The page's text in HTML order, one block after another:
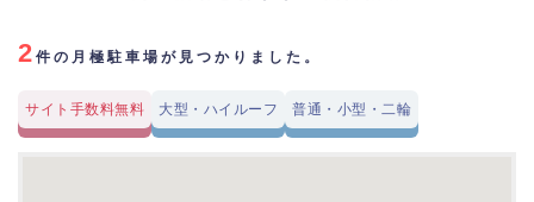
2 件の月極駐車場が見つかりました。
サイト手数料無料 大型・ハイルーフ 普通・小型・二輪